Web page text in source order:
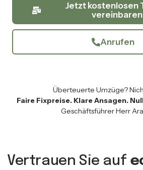
Jetzt kostenlosen
vereinbaren
Anrufen
Überteuerte Umzüge?
Faire Fixpreise. Klare Ansagen.
Geschäftsführer Herr
Vertrauen Sie auf